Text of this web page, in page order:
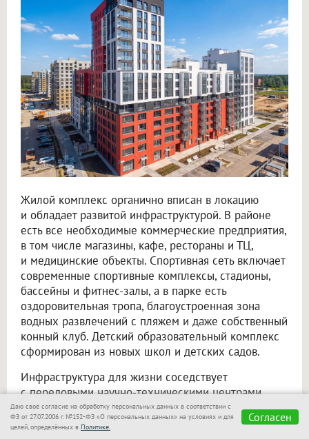
Жилой комплекс органично вписан в локацию
и обладает развитой инфраструктурой. В районе
есть все необходимые коммерческие предприятия,
в том числе магазины, кафе, рестораны и ТЦ,
и медицинские объекты. Спортивная сеть включает
современные спортивные комплексы, стадионы,
бассейны и фитнес-залы, а в парке есть
оздоровительная тропа, благоустроенная зона
водных развлечений с пляжем и даже собственный
конный клуб. Детский образовательный комплекс
сформирован из новых школ и детских садов.
Инфраструктура для жизни соседствует
с передовыми научно-техническими центрами,
основными «офисами» Кольцово, которые скорее
напоминают футуристичные арт-объекты, нежели
Даю своё согласие на обработку персональных данных в соответствии с
ФЗ от 27.07.2006 г. №152-ФЗ «О персональных данных» на условиях и для
целей, определённых в Политике.
Согласен